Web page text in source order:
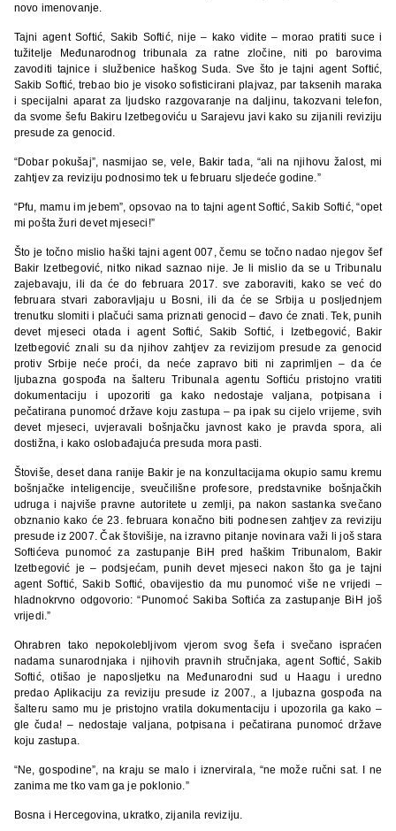
novo imenovanje.
Tajni agent Softić, Sakib Softić, nije – kako vidite – morao pratiti suce i
tužitelje Međunarodnog tribunala za ratne zločine, niti po barovima
zavoditi tajnice i službenice haškog Suda. Sve što je tajni agent Softić,
Sakib Softić, trebao bio je visoko sofisticirani plajvaz, par taksenih maraka
i specijalni aparat za ljudsko razgovaranje na daljinu, takozvani telefon,
da svome šefu Bakiru Izetbegoviću u Sarajevu javi kako su zijanili reviziju
presude za genocid.
“Dobar pokušaj”, nasmijao se, vele, Bakir tada, “ali na njihovu žalost, mi
zahtjev za reviziju podnosimo tek u februaru sljedeće godine.”
“Pfu, mamu im jebem”, opsovao na to tajni agent Softić, Sakib Softić, “opet
mi pošta žuri devet mjeseci!”
Što je točno mislio haški tajni agent 007, čemu se točno nadao njegov šef
Bakir Izetbegović, nitko nikad saznao nije. Je li mislio da se u Tribunalu
zajebavaju, ili da će do februara 2017. sve zaboraviti, kako se već do
februara stvari zaboravljaju u Bosni, ili da će se Srbija u posljednjem
trenutku slomiti i plačući sama priznati genocid – đavo će znati. Tek, punih
devet mjeseci otada i agent Softić, Sakib Softić, i Izetbegović, Bakir
Izetbegović znali su da njihov zahtjev za revizijom presude za genocid
protiv Srbije neće proći, da neće zapravo biti ni zaprimljen – da će
ljubazna gospođa na šalteru Tribunala agentu Softiću pristojno vratiti
dokumentaciju i upozoriti ga kako nedostaje valjana, potpisana i
pečatirana punomoć države koju zastupa – pa ipak su cijelo vrijeme, svih
devet mjeseci, uvjeravali bošnjačku javnost kako je pravda spora, ali
dostižna, i kako oslobađajuća presuda mora pasti.
Štoviše, deset dana ranije Bakir je na konzultacijama okupio samu kremu
bošnjačke inteligencije, sveučilišne profesore, predstavnike bošnjačkih
udruga i najviše pravne autoritete u zemlji, pa nakon sastanka svečano
obznanio kako će 23. februara konačno biti podnesen zahtjev za reviziju
presude iz 2007. Čak štovišije, na izravno pitanje novinara važi li još stara
Softićeva punomoć za zastupanje BiH pred haškim Tribunalom, Bakir
Izetbegović je – podsjećam, punih devet mjeseci nakon što ga je tajni
agent Softić, Sakib Softić, obavijestio da mu punomoć više ne vrijedi –
hladnokrvno odgovorio: “Punomoć Sakiba Softića za zastupanje BiH još
vrijedi.”
Ohrabren tako nepokolebljivom vjerom svog šefa i svečano ispraćen
nadama sunarodnjaka i njihovih pravnih stručnjaka, agent Softić, Sakib
Softić, otišao je naposljetku na Međunarodni sud u Haagu i uredno
predao Aplikaciju za reviziju presude iz 2007., a ljubazna gospođa na
šalteru samo mu je pristojno vratila dokumentaciju i upozorila ga kako –
gle čuda! – nedostaje valjana, potpisana i pečatirana punomoć države
koju zastupa.
“Ne, gospodine”, na kraju se malo i iznervirala, “ne može ručni sat. I ne
zanima me tko vam ga je poklonio.”
Bosna i Hercegovina, ukratko, zijanila reviziju.